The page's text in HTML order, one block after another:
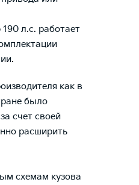
л.с. работает
как в
было
счет своей
расширить
схемам кузова